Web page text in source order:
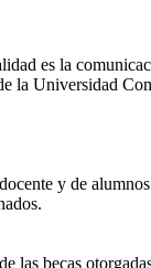
es la
la Universidad
y de
las becas